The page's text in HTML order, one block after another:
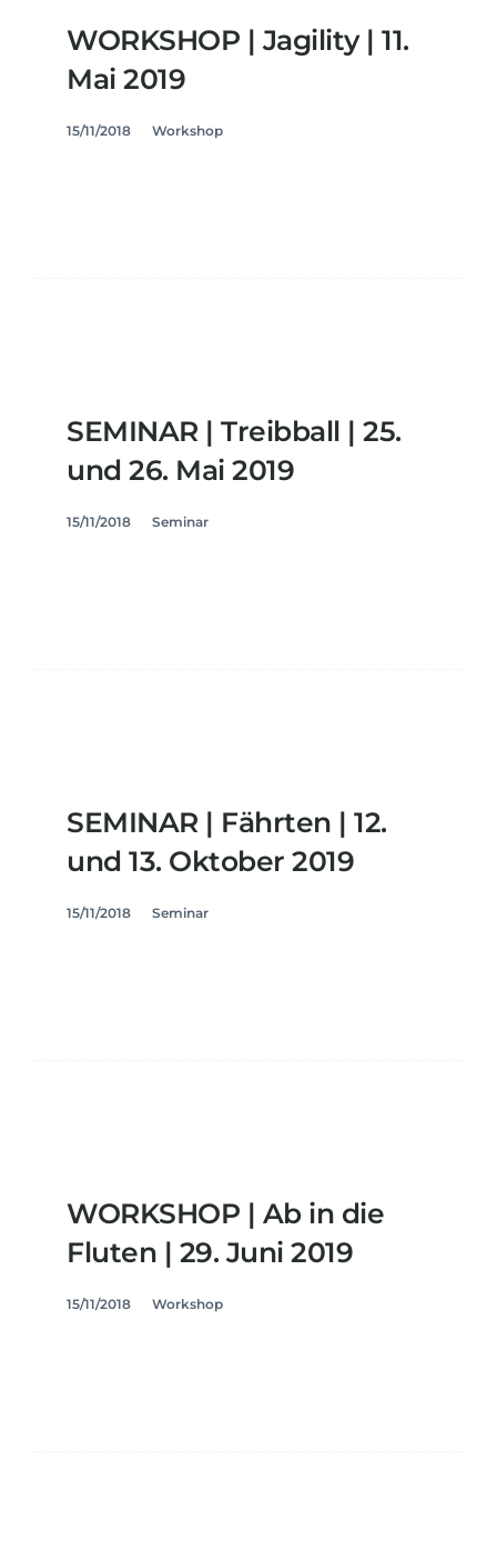
WORKSHOP | Jagility | 11.
Mai 2019
15/11/2018 Workshop
SEMINAR | Treibball | 25.
und 26. Mai 2019
15/11/2018 Seminar
SEMINAR | Fährten | 12.
und 13. Oktober 2019
15/11/2018 Seminar
WORKSHOP | Ab in die
Fluten | 29. Juni 2019
15/11/2018 Workshop